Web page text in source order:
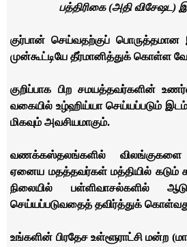
பத்திரிகை (அதி விசேஷட)
குர்பான் செய்வதற்குப்
முன்கூட்டியே தீர்மானித்துக் கொள்ள
குறிப்பாக பிற சமயத்தவர்களின்
வகையில் உழ்ஹிய்யா செய்யப்படும்
மிகவும் அவசியமாகும்.
வணக்கஸ்தலங்களில் விலங்குகளை
ஏனைய மதத்தவர்கள் மத்தியில்
நிலையில் பள்ளிவாசல்களில்
செய்யப்படுவதைத் தவிர்த்துக்
உங்களின் பிரதேச உள்ளூராட்சி மன்ற